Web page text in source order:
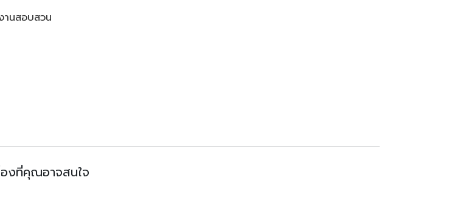
นสอบสวน
องที่คุณอาจสนใจ